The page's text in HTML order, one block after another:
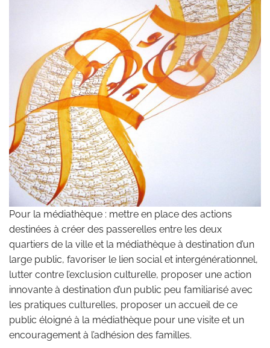
Pour la médiathèque : mettre en place des actions
destinées à créer des passerelles entre les deux
quartiers de la ville et la médiathèque à destination d’un
large public, favoriser le lien social et intergénérationnel,
lutter contre l’exclusion culturelle, proposer une action
innovante à destination d’un public peu familiarisé avec
les pratiques culturelles, proposer un accueil de ce
public éloigné à la médiathèque pour une visite et un
encouragement à l’adhésion des familles.